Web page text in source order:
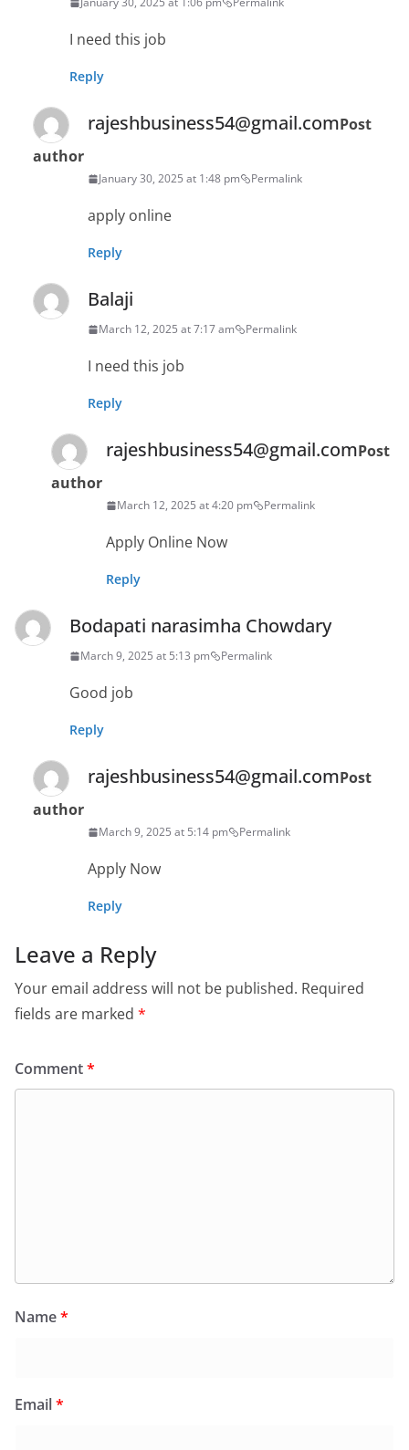
I need this job
Reply
rajeshbusiness54@gmail.comPost
author
January 30, 2025 at 1:48 pm Permalink
apply online
Reply
Balaji
March 12, 2025 at 7:17 am Permalink
I need this job
Reply
rajeshbusiness54@gmail.comPost
author
March 12, 2025 at 4:20 pm Permalink
Apply Online Now
Reply
Bodapati narasimha Chowdary
March 9, 2025 at 5:13 pm Permalink
Good job
Reply
rajeshbusiness54@gmail.comPost
author
March 9, 2025 at 5:14 pm Permalink
Apply Now
Reply
Leave a Reply
Your email address will not be published. Required
fields are marked *
Comment*
Name*
Email*